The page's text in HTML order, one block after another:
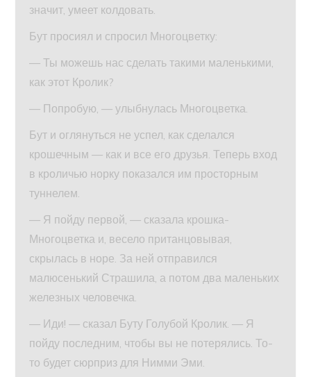
значит, умеет колдовать.
Бут просиял и спросил Многоцветку:
— Ты можешь нас сделать такими маленькими,
как этот Кролик?
— Попробую, — улыбнулась Многоцветка.
Бут и оглянуться не успел, как сделался
крошечным — как и все его друзья. Теперь вход
в кроличью норку показался им просторным
туннелем.
— Я пойду первой, — сказала крошка-
Многоцветка и, весело пританцовывая,
скрылась в норе. За ней отправился
малюсенький Страшила, а потом два маленьких
железных человечка.
— Иди! — сказал Буту Голубой Кролик. — Я
пойду последним, чтобы вы не потерялись. То-
то будет сюрприз для Нимми Эми.